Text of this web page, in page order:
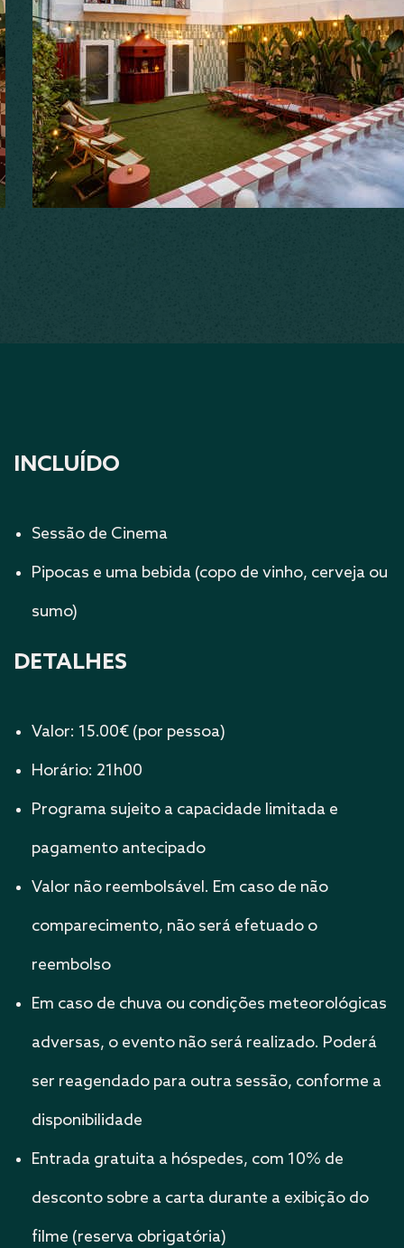
INCLUÍDO
Sessão de Cinema
Pipocas e uma bebida (copo de vinho, cerveja ou
sumo)
DETALHES
Valor: 15.00€ (por pessoa)
Horário: 21h00
Programa sujeito a capacidade limitada e
pagamento antecipado
Valor não reembolsável. Em caso de não
comparecimento, não será efetuado o
reembolso
Em caso de chuva ou condições meteorológicas
adversas, o evento não será realizado. Poderá
ser reagendado para outra sessão, conforme a
disponibilidade
Entrada gratuita a hóspedes, com 10% de
desconto sobre a carta durante a exibição do
filme (reserva obrigatória)